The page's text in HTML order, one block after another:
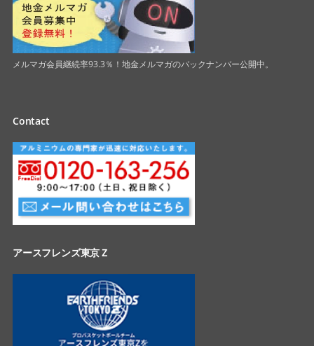
メルマガ会員継続率93.3％！地金メルマガのバックナンバー公開中。
Contact
アースフレンズ東京Ｚ